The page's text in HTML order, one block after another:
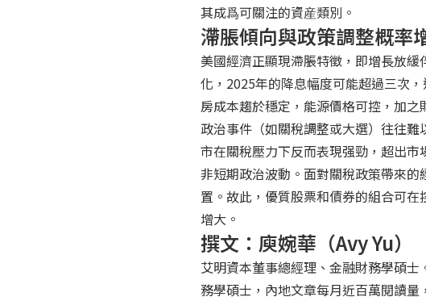
其成爲可關注的資産類別。
滯脹傾向與政策調整概率
美國經濟正顯現滯脹特徵，即增長放
化，2025年的降息幅度可能超過三次
房成本趨於穩定，能源價格可控，加
政治事件（如關稅調整或大選）往往
市在關稅壓力下反而表現强勁，超出
非短期政治波動。面對關稅政策帶來
置。故此，優質股票和債券的組合可
增大。
撰文：庾婉華（Avy Yu）
艾明資本董事總經理、金融財務學碩
務學碩士，內地文章每月近百萬閱讀